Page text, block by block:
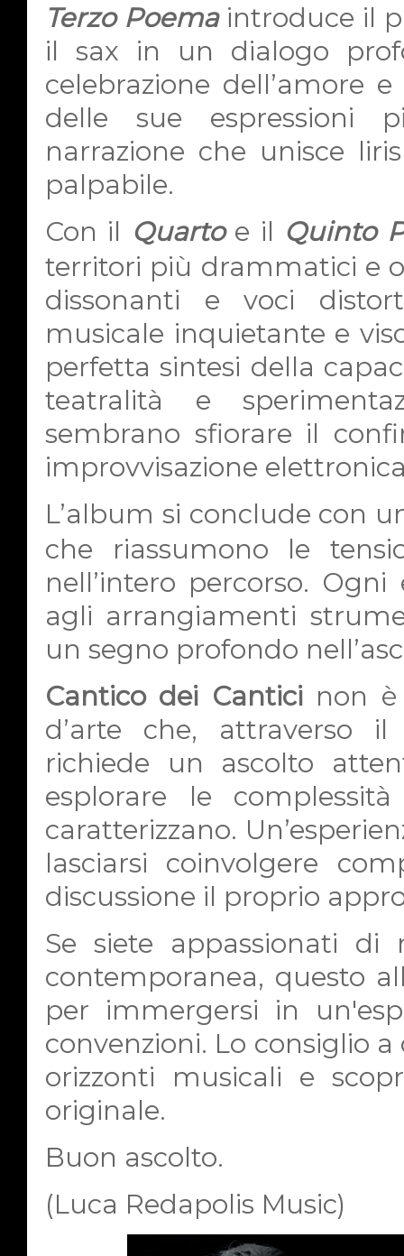
Terzo Poemaintroduce il
il sax in un dialogo
celebrazione dell’amore
delle sue espressioni
narrazione che unisce
palpabile.
Con il Quartoe il Quinto
territori più drammatici e
dissonanti e voci
musicale inquietante e
perfetta sintesi della
teatralità e
sembrano sfiorare il
improvvisazione
L’album si conclude con
che riassumono le
nell’intero percorso.
agli arrangiamenti
un segno profondo
Cantico dei Canticinon è
d’arte che, attraverso
richiede un ascolto
esplorare le
caratterizzano.
lasciarsi coinvolgere
discussione il proprio
Se siete appassionati di
contemporanea, questo
per immergersi in
convenzioni. Lo consiglio
orizzonti musicali e
originale.
Buon ascolto.
(Luca Redapolis Music)